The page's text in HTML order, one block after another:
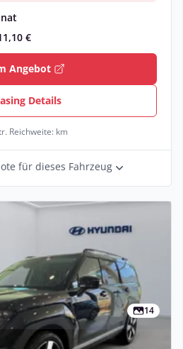
€
Angebot
Details
Reichweite: km
für dieses Fahrzeug
14